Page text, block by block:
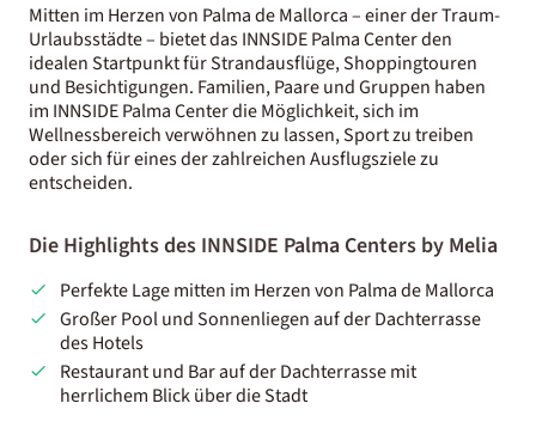
Mitten im Herzen von Palma de Mallorca – einer der Traum-
Urlaubsstädte – bietet das INNSIDE Palma Center den
idealen Startpunkt für Strandausflüge, Shoppingtouren
und Besichtigungen. Familien, Paare und Gruppen haben
im INNSIDE Palma Center die Möglichkeit, sich im
Wellnessbereich verwöhnen zu lassen, Sport zu treiben
oder sich für eines der zahlreichen Ausflugsziele zu
entscheiden.
Die Highlights des INNSIDE Palma Centers by Melia
Perfekte Lage mitten im Herzen von Palma de Mallorca
Großer Pool und Sonnenliegen auf der Dachterrasse
des Hotels
Restaurant und Bar auf der Dachterrasse mit
herrlichem Blick über die Stadt